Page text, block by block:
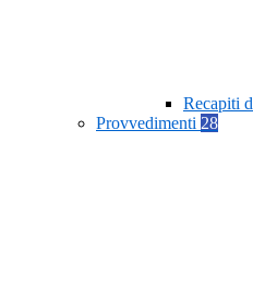
Recapiti
Provvedimenti 28